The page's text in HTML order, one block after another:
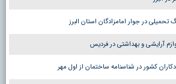
آرایشی و بهداشتی در فردیس
کشور در شناسنامه ساختمان از اول مهر